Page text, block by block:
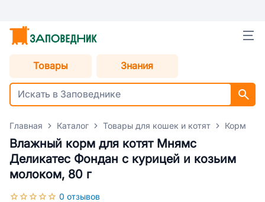
Товары Знания
Главная Каталог Товары для кошек и котят Корм
Влажный корм для котят Мнямс
Деликатес Фондан с курицей и козьим
молоком, 80 г
0 отзывов